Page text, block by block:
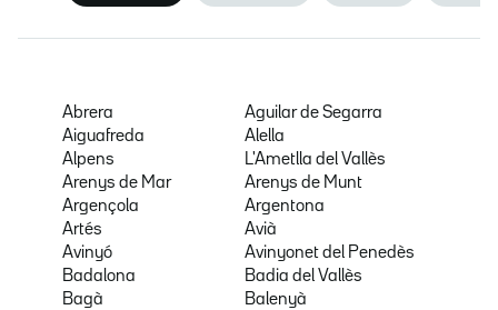
Abrera
Aguilar de Segarra
Aiguafreda
Alella
Alpens
L'Ametlla del Vallès
Arenys de Mar
Arenys de Munt
Argençola
Argentona
Artés
Avià
Avinyó
Avinyonet del Penedès
Badalona
Badia del Vallès
Bagà
Balenyà